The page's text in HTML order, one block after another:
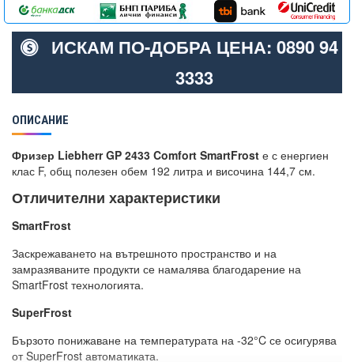
ИСКАМ ПО-ДОБРА ЦЕНА: 0890 94
3333
ОПИСАНИЕ
Фризер Liebherr GP 2433 Comfort SmartFrost е с енергиен
клас F, общ полезен обем 192 литра и височина 144,7 см.
Отличителни характеристики
SmartFrost
Заскрежаването на вътрешното пространство и на
замразяваните продукти се намалява благодарение на
SmartFrost технологията.
SuperFrost
Бързото понижаване на температурата на -32°C се осигурява
от SuperFrost автоматиката.